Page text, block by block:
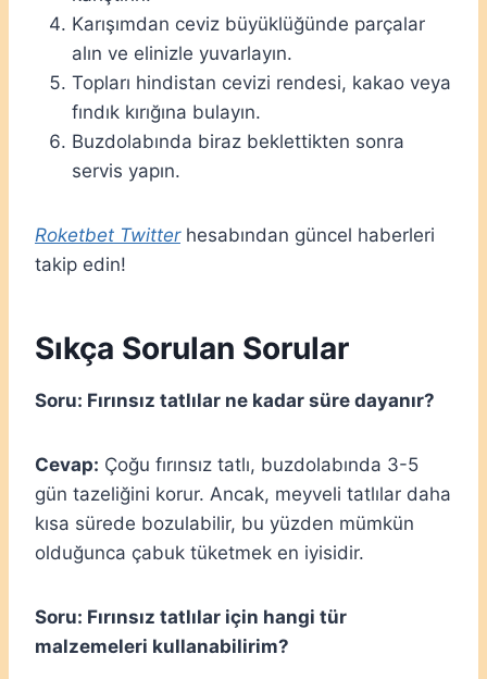
Karışımdan ceviz büyüklüğünde parçalar
alın ve elinizle yuvarlayın.
Topları hindistan cevizi rendesi, kakao veya
fındık kırığına bulayın.
Buzdolabında biraz beklettikten sonra
servis yapın.
Roketbet Twitterhesabından güncel haberleri
takip edin!
Sıkça Sorulan Sorular
Soru: Fırınsız tatlılar ne kadar süre dayanır?
Cevap: Çoğu fırınsız tatlı, buzdolabında 3-5
gün tazeliğini korur. Ancak, meyveli tatlılar daha
kısa sürede bozulabilir, bu yüzden mümkün
olduğunca çabuk tüketmek en iyisidir.
Soru: Fırınsız tatlılar için hangi tür
malzemeleri kullanabilirim?